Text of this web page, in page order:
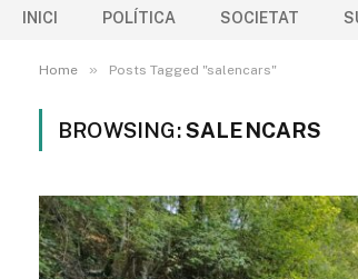
INICI POLÍTICA SOCIETAT
Home » Posts Tagged "salencars"
BROWSING:SALENCARS